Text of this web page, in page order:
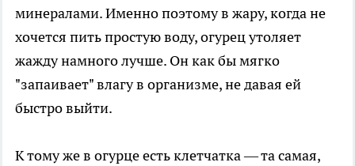
минералами. Именно поэтому в жару, когда не
хочется пить простую воду, огурец утоляет
жажду намного лучше. Он как бы мягко
"запаивает" влагу в организме, не давая ей
быстро выйти.
К тому же в огурце есть клетчатка — та самая,